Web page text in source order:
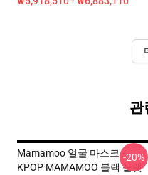
관
Mamamoo 얼굴 마스크 -
KPOP MAMAMOO 블랙 플랫
-20%